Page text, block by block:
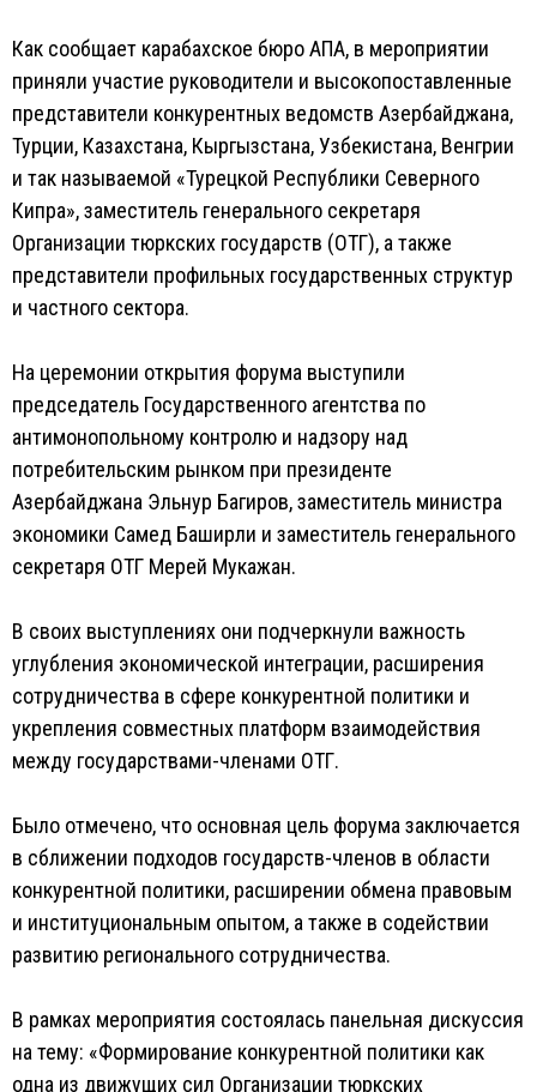
Как сообщает карабахское бюро АПА, в мероприятии
приняли участие руководители и высокопоставленные
представители конкурентных ведомств Азербайджана,
Турции, Казахстана, Кыргызстана, Узбекистана, Венгрии
и так называемой «Турецкой Республики Северного
Кипра», заместитель генерального секретаря
Организации тюркских государств (ОТГ), а также
представители профильных государственных структур
и частного сектора.
На церемонии открытия форума выступили
председатель Государственного агентства по
антимонопольному контролю и надзору над
потребительским рынком при президенте
Азербайджана Эльнур Багиров, заместитель министра
экономики Самед Баширли и заместитель генерального
секретаря ОТГ Мерей Мукажан.
В своих выступлениях они подчеркнули важность
углубления экономической интеграции, расширения
сотрудничества в сфере конкурентной политики и
укрепления совместных платформ взаимодействия
между государствами-членами ОТГ.
Было отмечено, что основная цель форума заключается
в сближении подходов государств-членов в области
конкурентной политики, расширении обмена правовым
и институциональным опытом, а также в содействии
развитию регионального сотрудничества.
В рамках мероприятия состоялась панельная дискуссия
на тему: «Формирование конкурентной политики как
одна из движущих сил Организации тюркских